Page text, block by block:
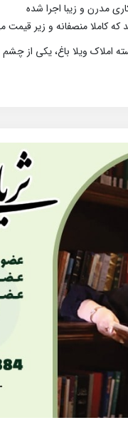
مدرن و زیبا اجرا شده
که کاملا منصفانه و زیر قیمت
املاک ویلا باغ، یکی از چشم